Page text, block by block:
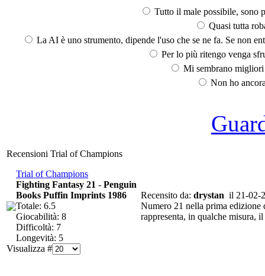
Tutto il male possibile, sono
Quasi tutta
La AI è uno strumento, dipende l'uso che se ne fa. Se non
Per lo più ritengo venga
Mi sembrano
Non ho
Recensioni Trial of Champions
Trial of Champions
Recensito da: drystan il 21-02-
Numero 21 nella prima edizione
rappresenta, in qualche misura,
Fighting Fantasy 21 - Penguin
Books Puffin Imprints 1986
Totale: 6.5
Giocabilità: 8
Difficoltà: 7
Longevità: 5
Visualizza #